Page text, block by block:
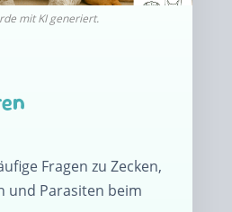
Fragen zu Zecken,
und Parasiten beim